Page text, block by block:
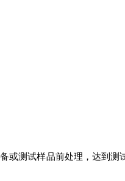
或测试样品前处理，达到测